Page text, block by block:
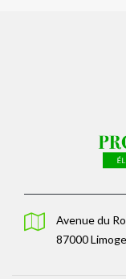
Avenue du
87000